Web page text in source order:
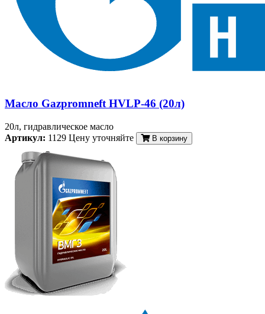
Масло Gazpromneft HVLP-46 (20л)
20л, гидравлическое масло
Артикул: 1129 Цену уточняйте В корзину